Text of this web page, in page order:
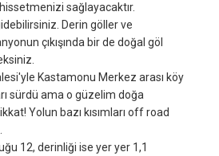
sağlayacaktır.
Derin göller ve
çıkışında bir de doğal göl
Kastamonu Merkez arası köy
sürdü ama o güzelim doğa
Yolun bazı kısımları off road
12, derinliği ise yer yer 1,1